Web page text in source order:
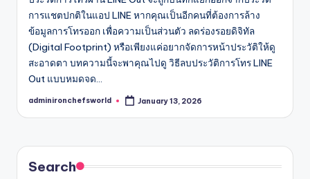
การแชตปกติในแอป LINE หากคุณเป็นอีกคนที่ต้องการล้าง
ข้อมูลการโทรออก เพื่อความเป็นส่วนตัว ลดร่องรอยดิจิทัล
(Digital Footprint) หรือเพียงแค่อยากจัดการหน้าประวัติให้ดู
สะอาดตา บทความนี้จะพาคุณไปดู วิธีลบประวัติการโทร LINE
Out แบบหมดจด…
Posted
adminironchefsworld January 13, 2026
Search